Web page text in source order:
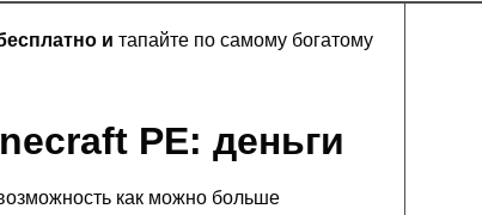
итапайте по самому богатому
PE: деньги
как можно больше